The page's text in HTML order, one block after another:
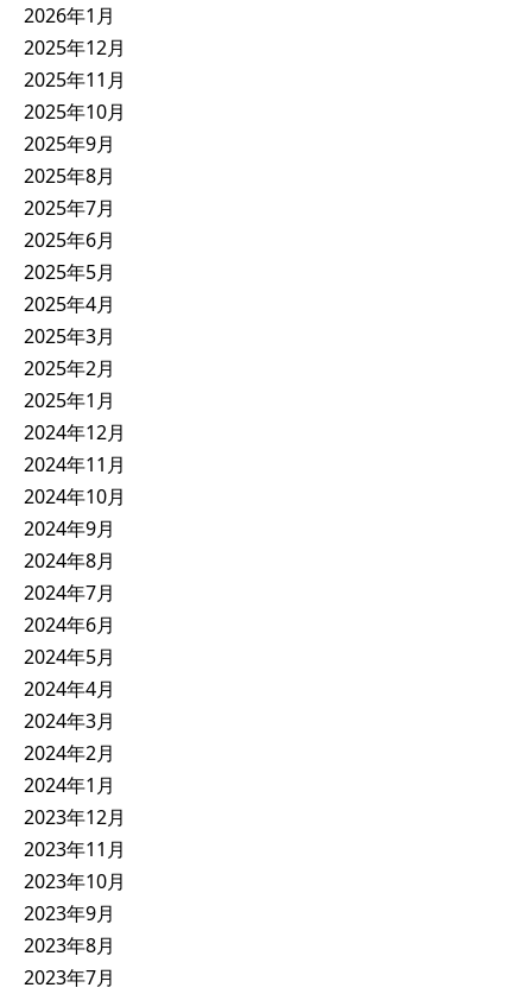
2026年1月
2025年12月
2025年11月
2025年10月
2025年9月
2025年8月
2025年7月
2025年6月
2025年5月
2025年4月
2025年3月
2025年2月
2025年1月
2024年12月
2024年11月
2024年10月
2024年9月
2024年8月
2024年7月
2024年6月
2024年5月
2024年4月
2024年3月
2024年2月
2024年1月
2023年12月
2023年11月
2023年10月
2023年9月
2023年8月
2023年7月